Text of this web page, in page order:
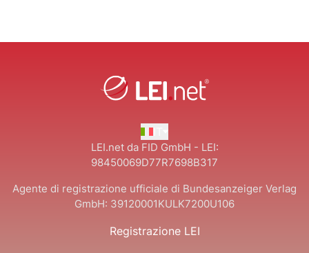
LEI.net da FID GmbH - LEI:
98450069D77R7698B317
Agente di registrazione ufficiale di Bundesanzeiger Verlag
GmbH: 39120001KULK7200U106
Registrazione LEI